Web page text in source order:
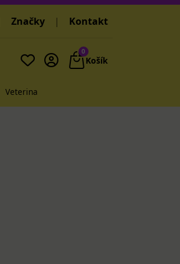
Značky | Kontakt
0
Košík
Veterina